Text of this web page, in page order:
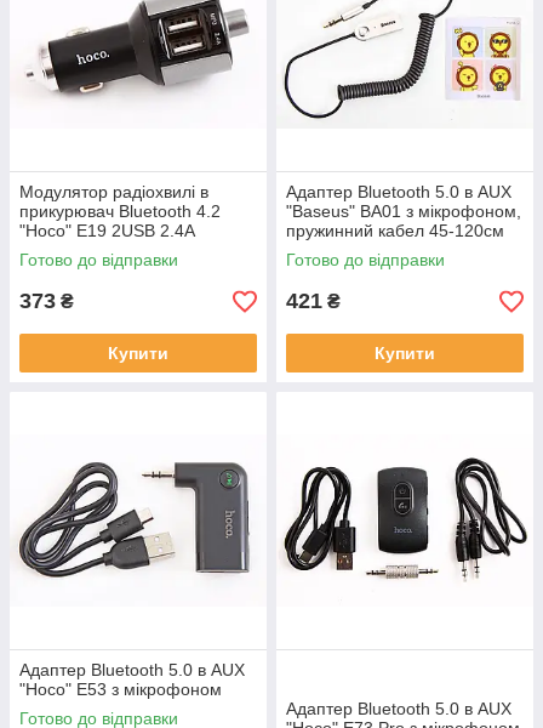
Модулятор радіохвилі в
прикурювач Bluetooth 4.2
"Hoco" E19 2USB 2.4А
Готово до відправки
373 ₴
Купити
Адаптер Bluetooth 5.0 в AUX
"Baseus" BA01 з мікрофоном,
пружинний кабел 45-120см
Готово до відправки
421 ₴
Купити
Адаптер Bluetooth 5.0 в AUX
"Hoco" E53 з мікрофоном
Готово до відправки
Адаптер Bluetooth 5.0 в AUX